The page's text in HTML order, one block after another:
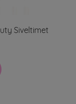
Siveltimet